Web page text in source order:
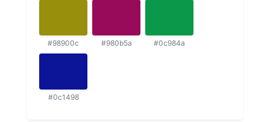
#98900c #980b5a #0c984a
#0c1498